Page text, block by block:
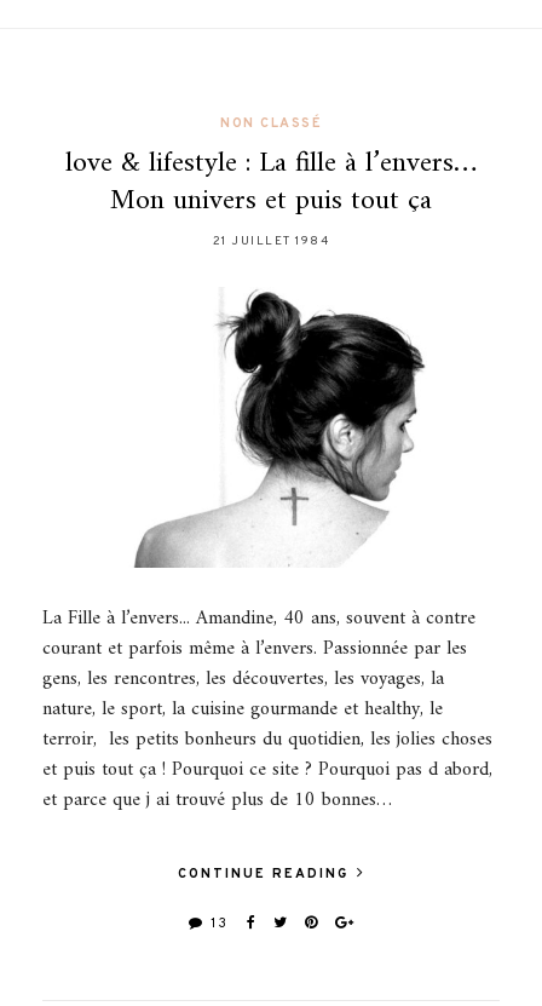
NON CLASSÉ
love & lifestyle : La fille à l’envers…
Mon univers et puis tout ça
21 JUILLET 1984
La Fille à l’envers... Amandine, 40 ans, souvent à contre
courant et parfois même à l’envers. Passionnée par les
gens, les rencontres, les découvertes, les voyages, la
nature, le sport, la cuisine gourmande et healthy, le
terroir, les petits bonheurs du quotidien, les jolies choses
et puis tout ça ! Pourquoi ce site ? Pourquoi pas d abord,
et parce que j ai trouvé plus de 10 bonnes…
CONTINUE READING
13